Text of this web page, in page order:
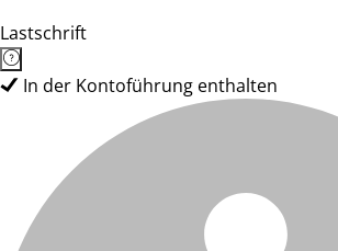
Lastschrift
In der Kontoführung enthalten